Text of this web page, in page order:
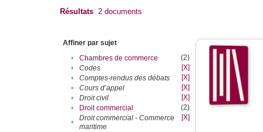
Résultats 2 documents
Affiner par sujet
•
Chambres de commerce
(2)
•
Codes
[X]
•
Comptes-rendus des débats
[X]
•
Cours d’appel
[X]
•
Droit civil
[X]
•
Droit commercial
(2)
•
Droit commercial - Commerce
maritime
[X]